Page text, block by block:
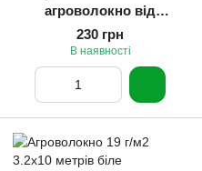
агроволокно від
виробника
230 грн
В наявності